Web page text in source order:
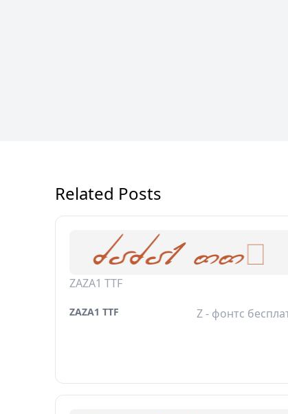
Related Posts
ZAZA1 TTF
ZAZA1 TTF Z - фонтс